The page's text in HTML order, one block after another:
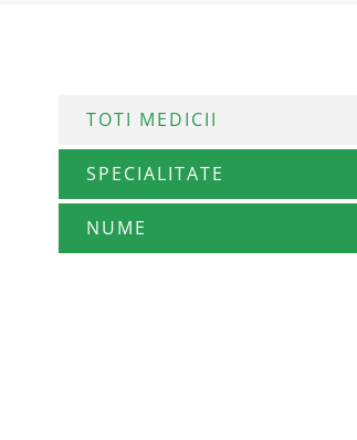
TOTI MEDICII
SPECIALITATE
NUME